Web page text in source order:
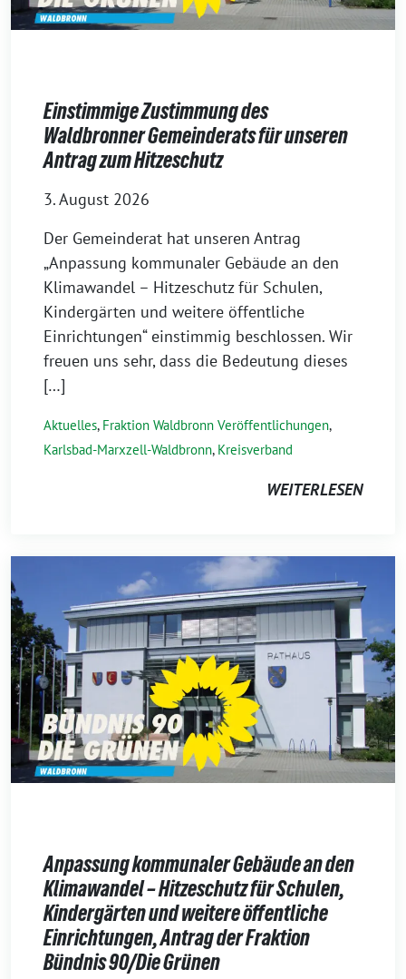
Einstimmige Zustimmung des
Waldbronner Gemeinderats für unseren
Antrag zum Hitzeschutz
3. August 2026
Der Gemeinderat hat unseren Antrag
„Anpassung kommunaler Gebäude an den
Klimawandel – Hitzeschutz für Schulen,
Kindergärten und weitere öffentliche
Einrichtungen“ einstimmig beschlossen. Wir
freuen uns sehr, dass die Bedeutung dieses
[…]
Aktuelles, Fraktion Waldbronn Veröffentlichungen,
Karlsbad-Marxzell-Waldbronn, Kreisverband
WEITERLESEN
Anpassung kommunaler Gebäude an den
Klimawandel – Hitzeschutz für Schulen,
Kindergärten und weitere öffentliche
Einrichtungen, Antrag der Fraktion
Bündnis 90/Die Grünen